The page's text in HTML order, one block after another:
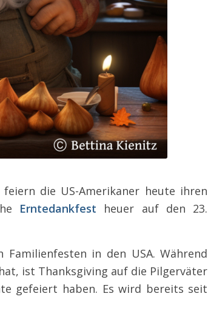
die US-Amerikaner heute ihren
Erntedankfest heuer auf den 23.
in den USA. Während
ist Thanksgiving auf die Pilgerväter
gefeiert haben. Es wird bereits seit